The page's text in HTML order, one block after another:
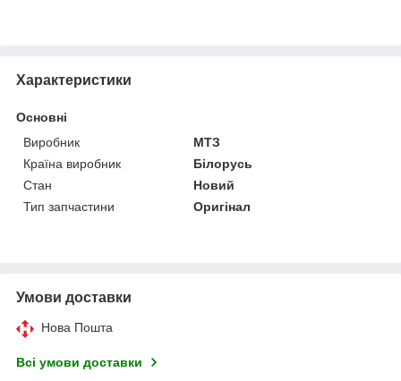
Характеристики
Основні
Виробник
МТЗ
Країна виробник
Білорусь
Стан
Новий
Тип запчастини
Оригінал
Умови доставки
Нова Пошта
Всі умови доставки